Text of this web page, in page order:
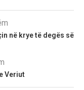
në krye të degës së
Veriut